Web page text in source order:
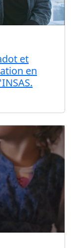
et
en